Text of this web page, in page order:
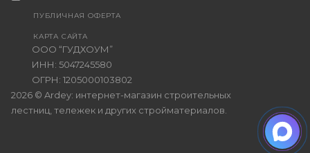
2026 © Ardey: интернет-магазин строительных
лестниц, тележек и других стройматериалов.
ООО “ГУДХОУМ”
ИНН: 5047245580
ОГРН: 1205000103802
ПУБЛИЧНАЯ ОФЕРТА
КАРТА САЙТА